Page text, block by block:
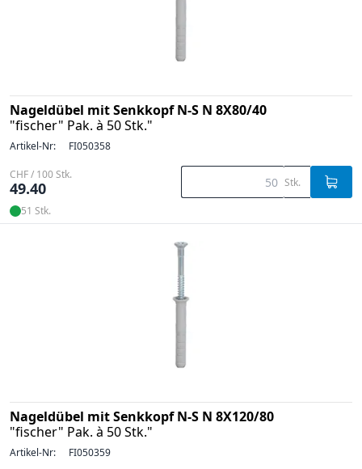
Nageldübel mit Senkkopf N-S N 8X80/40
"fischer" Pak. à 50 Stk."
Artikel-Nr: FI050358
CHF / 100 Stk.
49.40 Stk.
51 Stk.
Nageldübel mit Senkkopf N-S N 8X120/80
"fischer" Pak. à 50 Stk."
Artikel-Nr: FI050359